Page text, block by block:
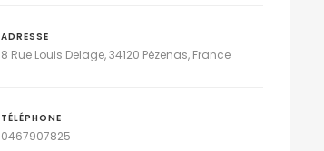
ADRESSE
8 Rue Louis Delage, 34120 Pézenas, France
TÉLÉPHONE
0467907825